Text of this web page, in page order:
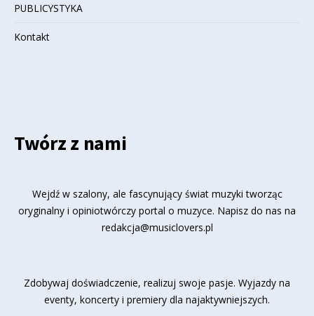
PUBLICYSTYKA
Kontakt
Twórz z nami
Wejdź w szalony, ale fascynujący świat muzyki tworząc
oryginalny i opiniotwórczy portal o muzyce. Napisz do nas na
redakcja@musiclovers.pl
Zdobywaj doświadczenie, realizuj swoje pasje. Wyjazdy na
eventy, koncerty i premiery dla najaktywniejszych.